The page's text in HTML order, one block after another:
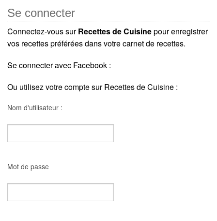
Se connecter
Connectez-vous surRecettes de Cuisinepour enregistrer
vos recettes préférées dans votre carnet de recettes.
Se connecter avec Facebook :
Ou utilisez votre compte sur Recettes de Cuisine :
Nom d'utilisateur :
Mot de passe